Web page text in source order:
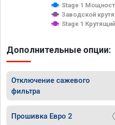
Stage 1
Заводской
Stage 1
Дополнительные опции:
Отключение сажевого
фильтра
Прошивка Евро 2